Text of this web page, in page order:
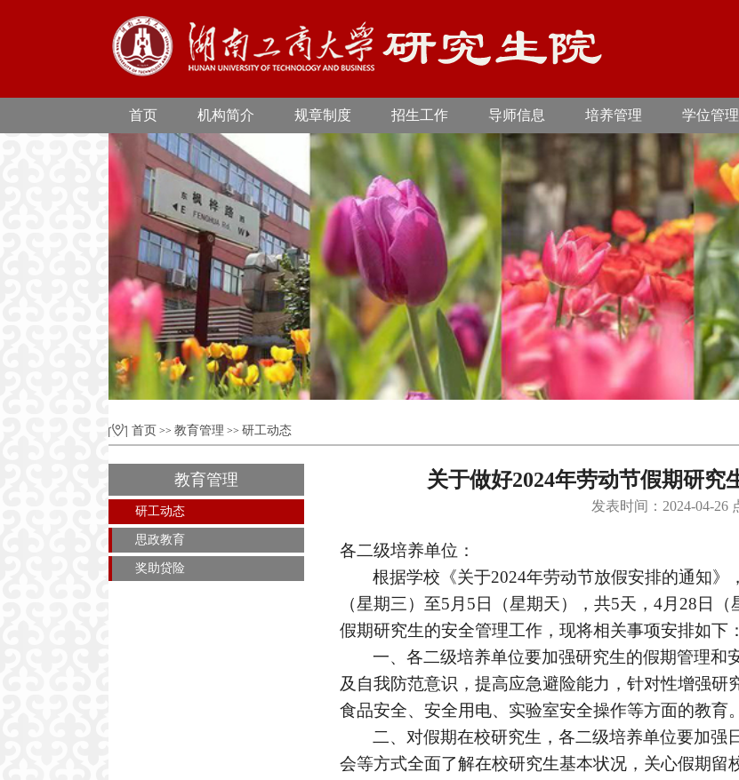
首页 机构简介 规章制度 招生工作 导师信息 培养管理 学位管理
首页 >> 教育管理 >> 研工动态
教育管理
研工动态
思政教育
奖助贷险
关于做好2024年劳动节假期研究
发表时间：2024-04-26
各二级培养单位：
根据学校《关于2024年劳动节放假安排的通知》
（星期三）至5月5日（星期天），共5天，4月28日
假期研究生的安全管理工作，现将相关事项安排如下：
一、各二级培养单位要加强研究生的假期管理和
及自我防范意识，提高应急避险能力，针对性增强研
食品安全、安全用电、实验室安全操作等方面的教育
二、对假期在校研究生，各二级培养单位要加强
会等方式全面了解在校研究生基本状况，关心假期留